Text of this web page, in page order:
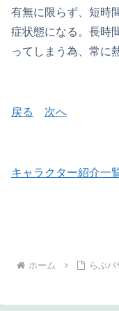
有無に限らず、短時
症状態になる。長時
ってしまう為、常に
戻る 次へ
キャラクター紹介一
ホーム らぶ